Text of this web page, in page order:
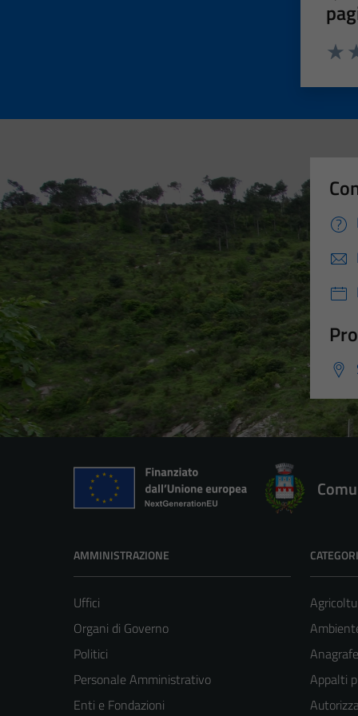
AMMINISTRAZIONE
Uffici
Organi di Governo
Politici
Personale Amministrativo
Enti e Fondazioni
Appalti